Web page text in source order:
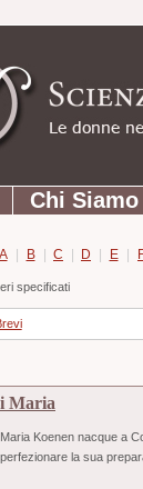
Chi Siamo
A | B | C | D | E |
specificati
Maria
Maria Koenen nacque a
perfezionare la sua